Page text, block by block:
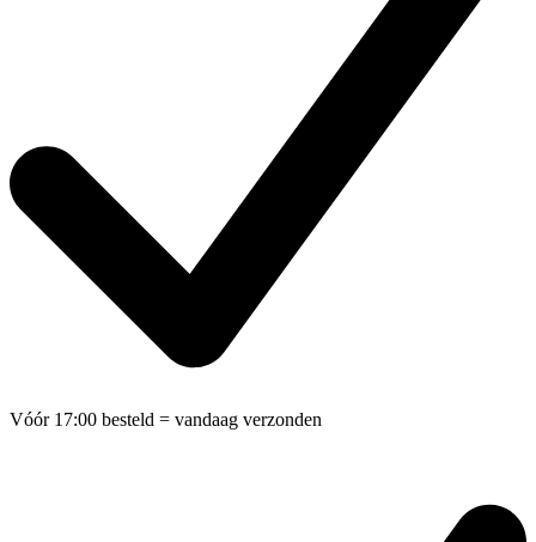
Vóór 17:00 besteld = vandaag verzonden